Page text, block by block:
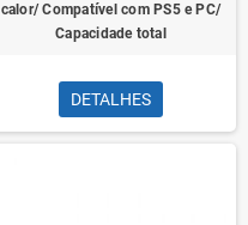
calor/ Compatível com PS5 e PC/
Capacidade total
DETALHES